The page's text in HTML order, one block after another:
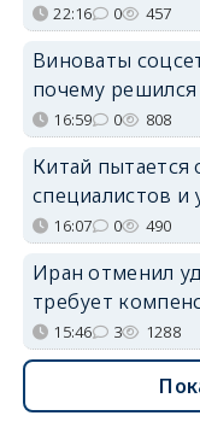
22:16 0 457
Виноваты
почему решился
16:59 0 808
Китай пытается
специалистов и
16:07 0 490
Иран отменил
требует
15:46 3 1288